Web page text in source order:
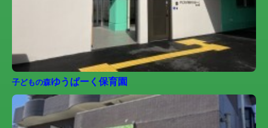
子どもの森ゆうぱーく保育園